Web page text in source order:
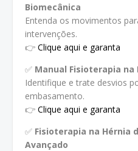
Biomecânica
Entenda os movimentos
intervenções.
👉 Clique aqui e garanta
✅ Manual Fisioterapia na
Identifique e trate desvios
embasamento.
👉 Clique aqui e garanta
✅ Fisioterapia na Hérnia
Avançado